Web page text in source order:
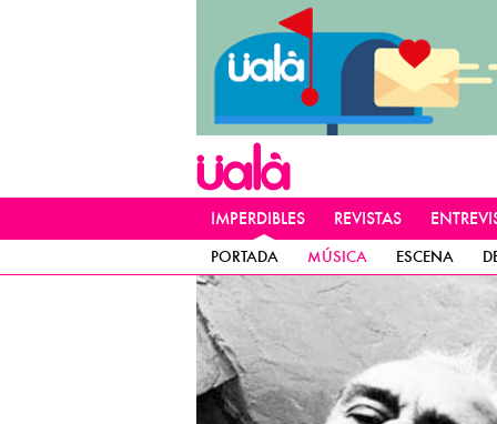
IMPERDIBLES
PORTADA MÚSICA ESCENA
REVISTAS